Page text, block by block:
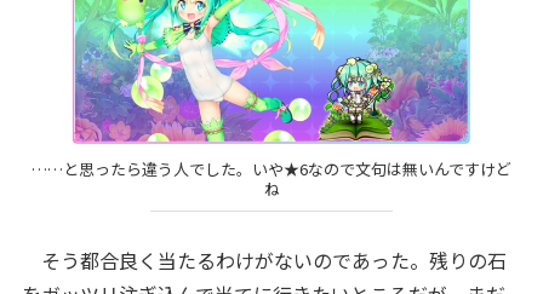
……と思ったら違う人でした。いや★6なので文句は無いんですけど
ね
そう都合良く当たるわけがないのであった。残りの石